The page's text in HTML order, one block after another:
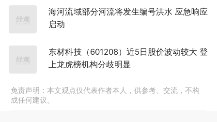
海河流域部分河流将发生编号洪水 应急响应
启动
东材科技（601208）近5日股价波动较大 登
上龙虎榜机构分歧明显
免责声明：本文观点仅代表作者本人，供参考、交流，不构
成任何建议。